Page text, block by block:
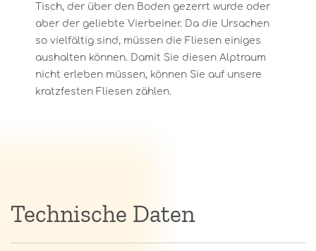
Tisch, der über den Boden gezerrt wurde oder
aber der geliebte Vierbeiner. Da die Ursachen
so vielfältig sind, müssen die Fliesen einiges
aushalten können. Damit Sie diesen Alptraum
nicht erleben müssen, können Sie auf unsere
kratzfesten Fliesen zählen.
Technische Daten